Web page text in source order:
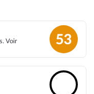
Voir
53